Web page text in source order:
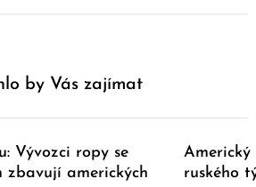
by Vás zajímat
Vývozci ropy se
zbavují amerických
ruského